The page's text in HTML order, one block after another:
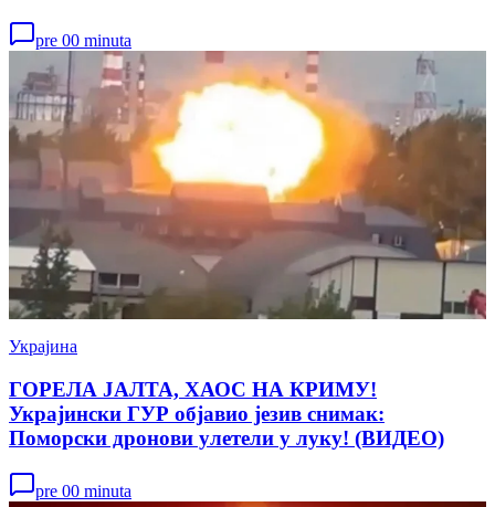
pre 00 minuta
Украјина
ГОРЕЛА ЈАЛТА, ХАОС НА КРИМУ!
Украјински ГУР објавио језив снимак:
Поморски дронови улетели у луку! (ВИДЕО)
pre 00 minuta